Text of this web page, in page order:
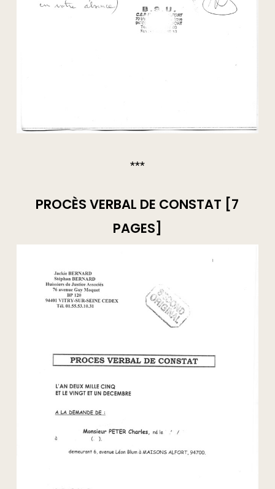
***
PROCÈS VERBAL DE CONSTAT [7
PAGES]